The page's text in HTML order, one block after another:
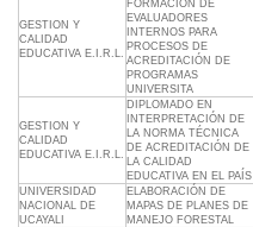
GESTION Y
CALIDAD
EDUCATIVA E.I.R.L.
FORMACIÓN DE
EVALUADORES
INTERNOS PARA
PROCESOS DE
ACREDITACIÓN DE
PROGRAMAS
UNIVERSITA
GESTION Y
CALIDAD
EDUCATIVA E.I.R.L.
DIPLOMADO EN
INTERPRETACIÓN DE
LA NORMA TÉCNICA
DE ACREDITACIÓN DE
LA CALIDAD
EDUCATIVA EN EL PAÍS
UNIVERSIDAD
NACIONAL DE
UCAYALI
ELABORACIÓN DE
MAPAS DE PLANES DE
MANEJO FORESTAL